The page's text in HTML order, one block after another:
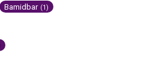
Bamidbar (1)